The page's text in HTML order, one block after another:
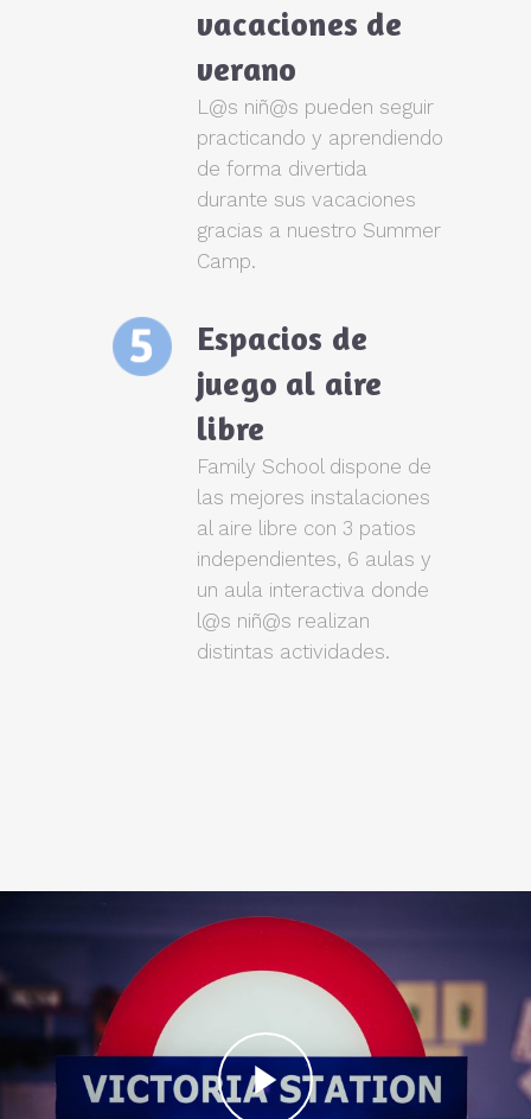
vacaciones de
verano
L@s niñ@s pueden seguir
practicando y aprendiendo
de forma divertida
durante sus vacaciones
gracias a nuestro Summer
Camp.
Espacios de
juego al aire
libre
Family School dispone de
las mejores instalaciones
al aire libre con 3 patios
independientes, 6 aulas y
un aula interactiva donde
l@s niñ@s realizan
distintas actividades.